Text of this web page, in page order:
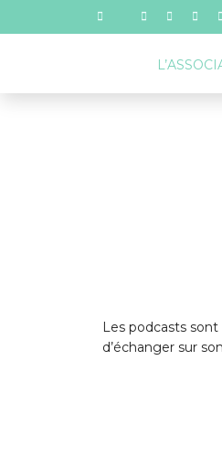
Les podcasts sont
d’échanger sur